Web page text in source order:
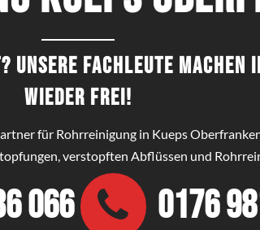
Fachleute machen
wieder frei!
für Rohrreinigung in Kueps
verstopften Abflüssen und
066 0176